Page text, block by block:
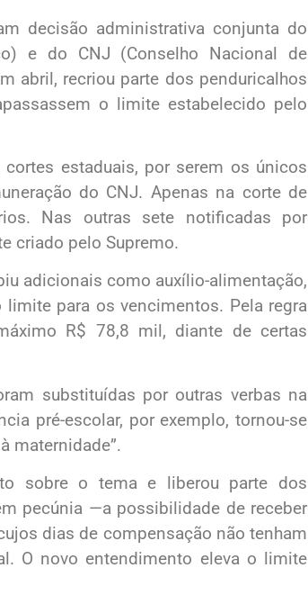
decisão administrativa conjunta do
e do CNJ (Conselho Nacional de
abril, recriou parte dos penduricalhos
o limite estabelecido pelo
estaduais, por serem os únicos
do CNJ. Apenas na corte de
Nas outras sete notificadas por
criado pelo Supremo.
adicionais como auxílio-alimentação,
para os vencimentos. Pela regra
R$ 78,8 mil, diante de certas
substituídas por outras verbas na
pré-escolar, por exemplo, tornou-se
maternidade”.
sobre o tema e liberou parte dos
pecúnia —a possibilidade de receber
dias de compensação não tenham
O novo entendimento eleva o limite